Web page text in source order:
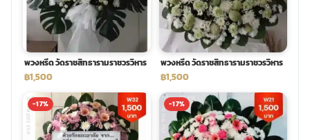
tpdecorate ปูพื้น
พวงหรีด วัดราชสิทธารามราชวรวิหาร
฿1,500
พวงหรีด วัดราชสิทธารามราชวรวิหาร
฿1,500
-17% -17%